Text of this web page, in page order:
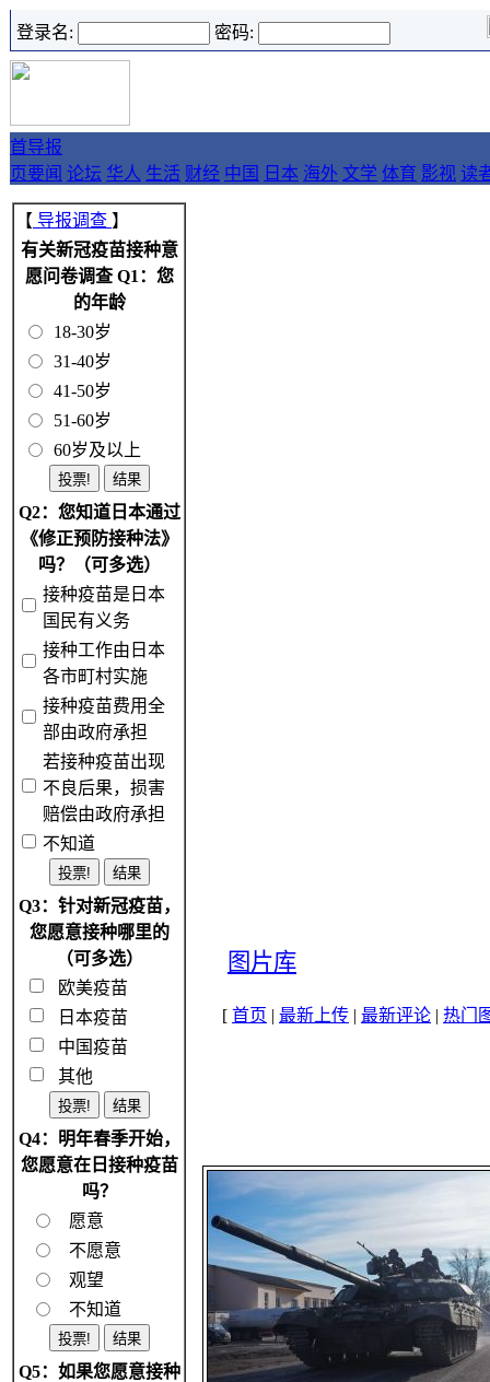
登录名: 密码:
首
页
导报
要闻 论坛 华人 生活 财经 中国 日本 海外 文学 体育 影视 读
【 导报调查 】
有关新冠疫苗接种意
愿问卷调查 Q1：您
的年龄
18-30岁
31-40岁
41-50岁
51-60岁
60岁及以上
Q2：您知道日本通过
《修正预防接种法》
吗？（可多选）
接种疫苗是日本
国民有义务
接种工作由日本
各市町村实施
接种疫苗费用全
部由政府承担
若接种疫苗出现
不良后果，损害
赔偿由政府承担
不知道
Q3：针对新冠疫苗，
您愿意接种哪里的
（可多选）
欧美疫苗
日本疫苗
中国疫苗
其他
Q4：明年春季开始，
您愿意在日接种疫苗
吗？
愿意
不愿意
观望
不知道
Q5：如果您愿意接种
图片库
[ 首页 | 最新上传 | 最新评论 | 热门